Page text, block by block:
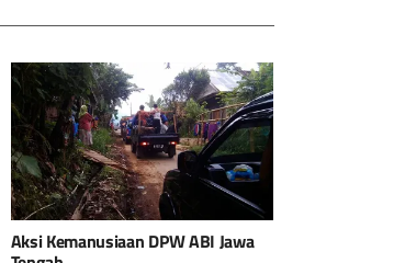
Aksi Kemanusiaan DPW ABI Jawa